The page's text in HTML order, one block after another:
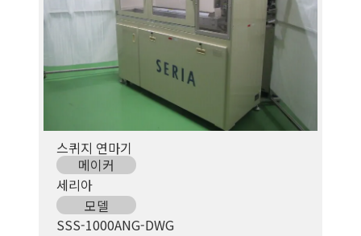
스퀴지 연마기
메이커
세리아
모델
SSS-1000ANG-DWG